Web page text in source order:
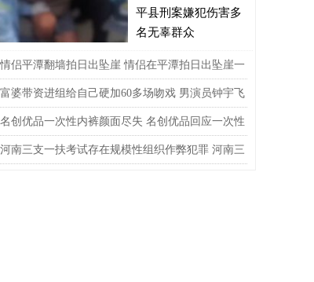
河南三支一扶考试存在规模性组织作弊犯罪：
进入全球经济寒冬期了，为了经济不管是什么群
体都拼命搞钱了。
还记得碰瓷这个词的字面意思吗？
平县刑案嫌犯伤害多
名无辜群众
情侣平潭翻墙拍日出坠崖 情侣在平潭拍日出坠崖一
伤
富婆带资进组给自己硬加60多场吻戏 男演员钟宇飞
自曝遇富婆加吻戏
名创优品一次性内裤颜面尽失 名创优品回应一次性
被吐槽质量差
河南三支一扶考试存在规模性组织作弊犯罪 河南三